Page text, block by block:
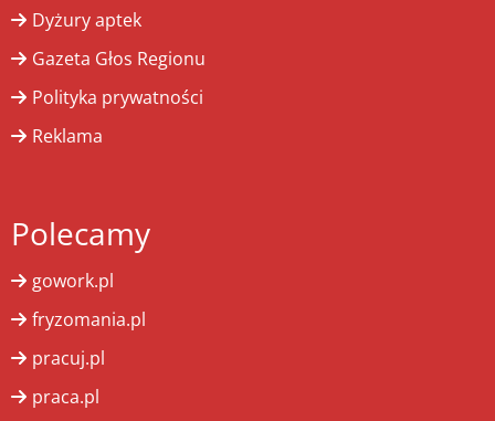
Dyżury aptek
Gazeta Głos Regionu
Polityka prywatności
Reklama
Polecamy
gowork.pl
fryzomania.pl
pracuj.pl
praca.pl